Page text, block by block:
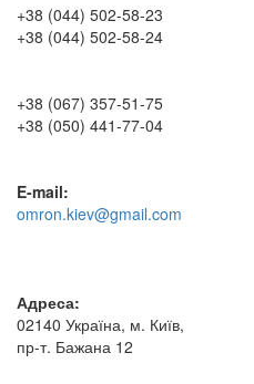
+38 (044) 502-58-23
+38 (044) 502-58-24
+38 (067) 357-51-75
+38 (050) 441-77-04
E-mail:
omron.kiev@gmail.com
Адреса:
02140 Україна, м. Київ,
пр-т. Бажана 12